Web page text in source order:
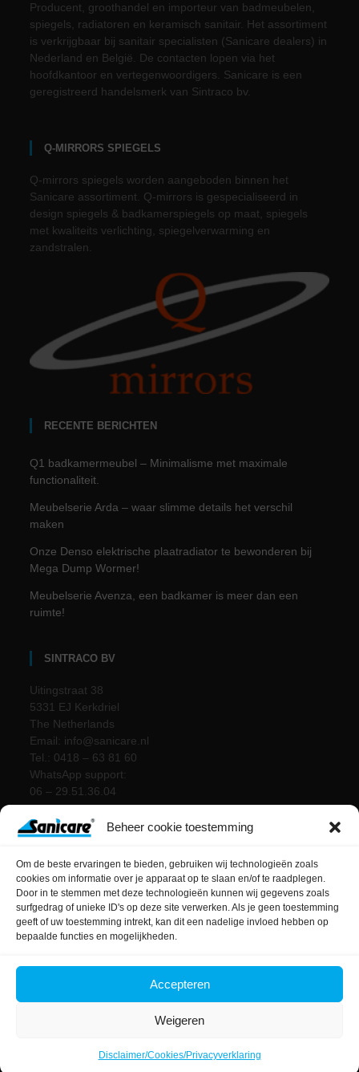
Beheer cookie toestemming
Om de beste ervaringen te bieden, gebruiken wij technologieën zoals
cookies om informatie over je apparaat op te slaan en/of te raadplegen.
Door in te stemmen met deze technologieën kunnen wij gegevens zoals
surfgedrag of unieke ID's op deze site verwerken. Als je geen toestemming
geeft of uw toestemming intrekt, kan dit een nadelige invloed hebben op
bepaalde functies en mogelijkheden.
Accepteren
Weigeren
Disclaimer/Cookies/Privacyverklaring
Producent, groothandel en importeur van badmeubelen,
spiegels, radiatoren en keramisch sanitair. Het assortiment
is verkrijgbaar bij sanitair specialisten (Sanicare dealers) in
Nederland en België. De contacten lopen via het
hoofdkantoor en vertegenwoordigers. Sanicare is een
geregistreerd handelsmerk van Sintraco bv.
Q-MIRRORS SPIEGELS
Q-mirrors spiegels worden aangeboden binnen het
Sanicare assortiment. Q-mirrors is gespecialiseerd in
design spiegels & badkamerspiegels op maat, spiegels
met kwaliteits verlichting, spiegelverwarming en
zandstralen.
RECENTE BERICHTEN
Q1 badkamermeubel – Minimalisme met maximale
functionaliteit.
Meubelserie Arda – waar slimme details het verschil
maken
Onze Denso elektrische plaatradiator te bewonderen bij
Mega Dump Wormer!
Meubelserie Avenza, een badkamer is meer dan een
ruimte!
SINTRACO BV
Uitingstraat 38
5331 EJ Kerkdriel
The Netherlands
Email: info@sanicare.nl
Tel.: 0418 – 63 81 60
WhatsApp support:
06 – 29.51.36.04
Disclaimer/Cookies/Privacyverklaring
Copyright Sanicare® 2026 | Sanicare® is een geregistreerd handelsmerk van
Sintraco BV